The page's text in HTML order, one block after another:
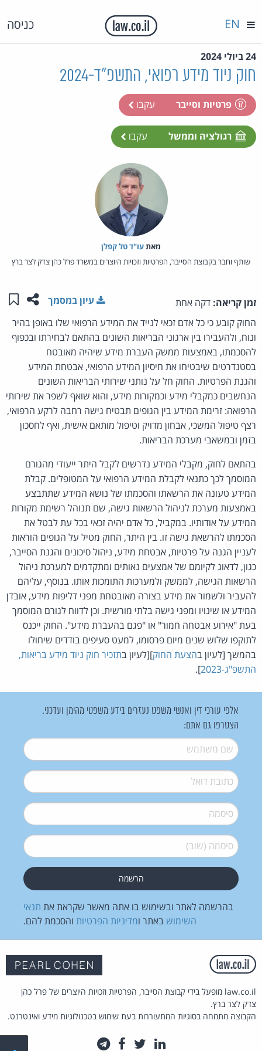
כניסה EN
24 ביולי 2024
חוק ניוד מידע רפואי, התשפ"ד-2024
פרטיות וסייבר עקבו
רגולציה וממשל עקבו
מאת‏עו"ד טל קפלן
שותף וחבר בקבוצת הסייבר, הפרטיות וזכויות היוצרים במשרד פרל כהן צדק לצר ברץ
זמן קריאה: דקה אחת שתפו
עיון במסמך
החוק קובע כי כל אדם זכאי לנייד את המידע הרפואי שלו באופן בהיר
ונוח, ולהעבירו בין ארגוני הבריאות השונים בהתאם לבחירתו ובכפוף
להסכמתו, באמצעות ממשק העברת מידע שיהיה מאובטח
בסטנדרטים שיבטיחו את חיסיון המידע הרפואי, אבטחת המידע
והגנת הפרטיות. החוק חל על נותני שירותי הבריאות השונים
הנחשבים כמקבלי מידע וכמקורות מידע, והוא שואף לשפר את שירותי
הרפואה: זרימת המידע בין הגופים תבטיח גישה רחבה לרקע הרפואי,
רצף טיפול המשכי, אבחון מדויק וטיפול מותאם אישית, ואף לחסכון
בזמן ובמשאבי מערכת הבריאות.
בהתאם לחוק, מקבלי המידע נדרשים לקבל היתר ייעודי מהגורם
המוסמך לכך כתנאי לקבלת המידע הרפואי על המטופלים. קבלת
המידע טעונה את הרשאתו והסכמתו של נושא המידע שתתבצע
באמצעות מערכת לניהול הרשאות גישה, שם תנוהל רשימת מקורות
המידע על אודותיו. במקביל, כל אדם יהיה זכאי בכל עת לבטל את
הסכמתו להרשאת גישה זו. בין היתר, החוק מטיל על הגופים הוראות
לעניין הגנה על פרטיות, אבטחת מידע, ניהול סיכונים והגנת הסייבר,
כגון, לדאוג לקיומם של אמצעים נאותים ומתקדמים למערכת ניהול
הרשאות הגישה, לממשק ולמערכות התומכות אותו. בנוסף, עליהם
להעביר ולשמור את מידע בצורה מאובטחת מפני דליפות מידע, אובדן
המידע או שינויו ומפני גישה בלתי מורשית. וכן לדווח לגורם המוסמך
בעת "אירוע אבטחה חמור" או "פגם בהעברת מידע". החוק ייכנס
לתוקפו שלוש שנים מיום פרסומו, למעט סעיפים בודדים שיחולו
בהמשך [לעיון בהצעת החוק][לעיון בתזכיר חוק ניוד מידע בריאות,
התשפ"ג-2023
].
אלפי עורכי דין ואנשי משפט נעזרים בידע משפטי מהימן ועדכני.
הצטרפו גם אתם:
שם משתמש*
דואל*
סיסמה*
סיסמה (שוב)*
בהרשמה לאתר ובשימוש בו אתה מאשר שקראת את תנאי
השימוש באתר ומדיניות הפרטיות והסכמת להם.
law.co.il מופעל בידי קבוצת הסייבר, הפרטיות וזכויות היוצרים של פרל כהן
צדק לצר ברץ.
הקבוצה מתמחה בסוגיות המתעוררות בעת שימוש בטכנולוגיות מידע ואינטרנט.
לינקדאין
טוויטרפייסבוק